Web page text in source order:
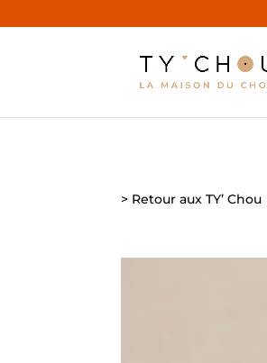
> Retour aux TY’ Chou